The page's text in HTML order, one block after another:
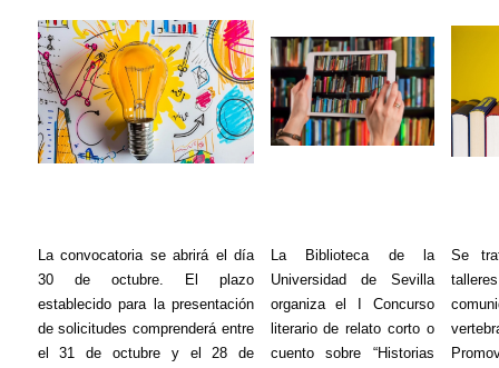
La convocatoria se abrirá el día
30 de octubre. El plazo
establecido para la presentación
de solicitudes comprenderá entre
el 31 de octubre y el 28 de
La Biblioteca de la
Universidad de Sevilla
organiza el I Concurso
literario de relato corto o
cuento sobre “Historias
Se